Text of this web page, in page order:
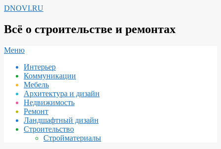
Перейти
содержимому
DNOVI.RU
Всё о строительстве и ремонтах
Вторичное
навигации
Меню
Интерьер
Коммуникации
Мебель
Архитектура и дизайн
Недвижимость
Ремонт
Ландшафтный дизайн
Строительство
Стройматериалы